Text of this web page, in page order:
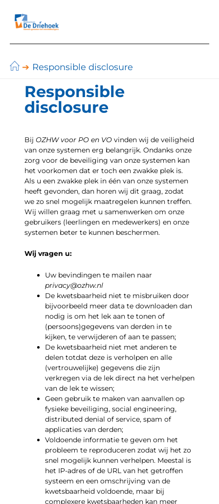
naar
Responsible disclosure
Responsible
disclosure
Bij OZHW voor PO en VO vinden wij de veiligheid
van onze systemen erg belangrijk. Ondanks onze
zorg voor de beveiliging van onze systemen kan
het voorkomen dat er toch een zwakke plek is.
Als u een zwakke plek in één van onze systemen
heeft gevonden, dan horen wij dit graag, zodat
we zo snel mogelijk maatregelen kunnen treffen.
Wij willen graag met u samenwerken om onze
gebruikers (leerlingen en medewerkers) en onze
systemen beter te kunnen beschermen.
Wij vragen u:
Uw bevindingen te mailen naar
privacy@ozhw.nl
De kwetsbaarheid niet te misbruiken door
bijvoorbeeld meer data te downloaden dan
nodig is om het lek aan te tonen of
(persoons)gegevens van derden in te
kijken, te verwijderen of aan te passen;
De kwetsbaarheid niet met anderen te
delen totdat deze is verholpen en alle
(vertrouwelijke) gegevens die zijn
verkregen via de lek direct na het verhelpen
van de lek te wissen;
Geen gebruik te maken van aanvallen op
fysieke beveiliging, social engineering,
distributed denial of service, spam of
applicaties van derden;
Voldoende informatie te geven om het
probleem te reproduceren zodat wij het zo
snel mogelijk kunnen verhelpen. Meestal is
het IP-adres of de URL van het getroffen
systeem en een omschrijving van de
kwetsbaarheid voldoende, maar bij
complexere kwetsbaarheden kan meer